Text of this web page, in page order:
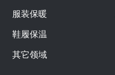
服装保暖
鞋履保温
其它领域